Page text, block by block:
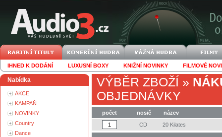
IHNED K DODÁNÍ LUXUSNÍ BOXY KNIŽNÍ NOVINKY FILMOVÉ
Nabídka
AKCE
KAMPAŇ
NOVINKY
Country
Dance
VÝBĚR ZBOŽÍ »
OBJEDNÁVKY
počet nosič
název
CD
20 Kilates